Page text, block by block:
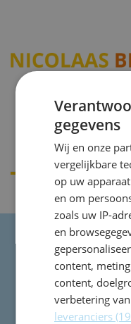
Nicolaas
2103 VR
gegevens
Wij en onze
vergelijkbare
op uw
en om
zoals uw IP-
en
content,
content,
verbetering
leveranciers